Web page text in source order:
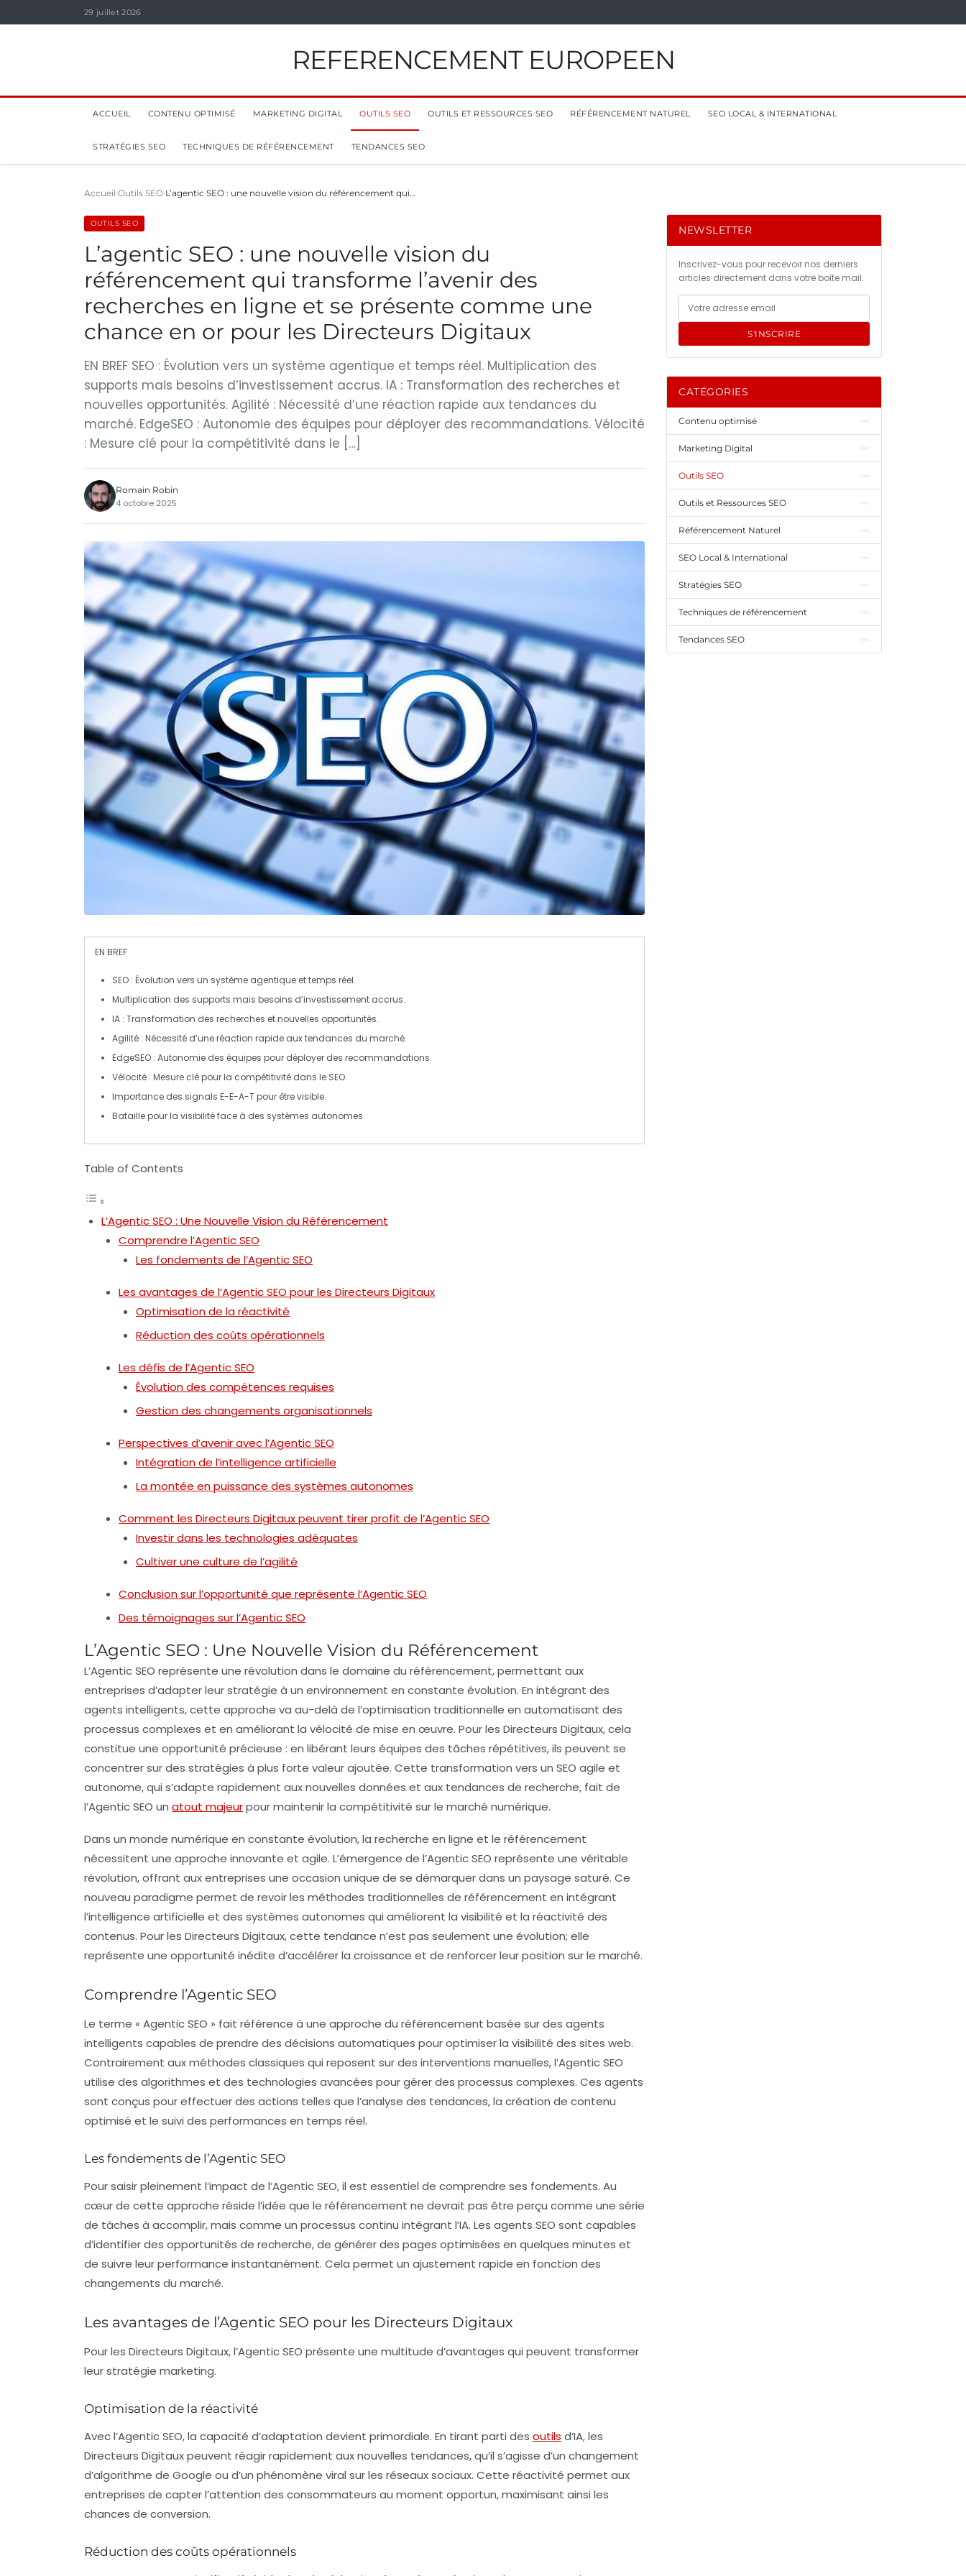
29 juillet 2026
REFERENCEMENT EUROPEEN
ACCUEIL CONTENU OPTIMISÉ MARKETING DIGITAL OUTILS SEO OUTILS ET RESSOURCES SEO RÉFÉRENCEMENT NATUREL SEO LOCAL & INTERNATIONAL
STRATÉGIES SEO TECHNIQUES DE RÉFÉRENCEMENT TENDANCES SEO
Accueil Outils SEO L’agentic SEO : une nouvelle vision du référencement qui…
OUTILS SEO
L’agentic SEO : une nouvelle vision du
référencement qui transforme l’avenir des
recherches en ligne et se présente comme une
chance en or pour les Directeurs Digitaux
EN BREF SEO : Évolution vers un système agentique et temps réel. Multiplication des
supports mais besoins d’investissement accrus. IA : Transformation des recherches et
nouvelles opportunités. Agilité : Nécessité d’une réaction rapide aux tendances du
marché. EdgeSEO : Autonomie des équipes pour déployer des recommandations. Vélocité
: Mesure clé pour la compétitivité dans le […]
Romain Robin
4 octobre 2025
EN BREF
SEO : Évolution vers un système agentique ettemps réel.
Multiplication des supports mais besoins d’investissement accrus.
IA : Transformation des recherches et nouvelles opportunités.
Agilité : Nécessité d’uneréaction rapide aux tendances du marché.
EdgeSEO : Autonomie des équipes pour déployer des recommandations.
Vélocité : Mesure clé pour la compétitivité dans le SEO.
Importance des signals E-E-A-Tpour être visible.
Bataille pour la visibilitéface à des systèmes autonomes.
Table of Contents
L’Agentic SEO : Une Nouvelle Vision du Référencement
Comprendre l’Agentic SEO
Les fondements de l’Agentic SEO
Les avantages de l’Agentic SEO pour les Directeurs Digitaux
Optimisation de la réactivité
Réduction des coûts opérationnels
Les défis de l’Agentic SEO
Évolution des compétences requises
Gestion des changements organisationnels
Perspectives d’avenir avec l’Agentic SEO
Intégration de l’intelligence artificielle
La montée en puissance des systèmes autonomes
Comment les Directeurs Digitaux peuvent tirer profit de l’Agentic SEO
Investir dans les technologies adéquates
Cultiver une culture de l’agilité
Conclusion sur l’opportunité que représente l’Agentic SEO
Des témoignages sur l’Agentic SEO
L’Agentic SEO : Une Nouvelle Vision du Référencement
L’Agentic SEO représente une révolution dans le domaine du référencement, permettant aux
entreprises d’adapter leur stratégie à un environnement en constante évolution. En intégrant des
agents intelligents, cette approche va au-delà de l’optimisation traditionnelle en automatisant des
processus complexes et en améliorant la vélocité de mise en œuvre. Pour les Directeurs Digitaux, cela
constitue une opportunité précieuse : en libérant leurs équipes des tâches répétitives, ils peuvent se
concentrer sur des stratégies à plus forte valeur ajoutée. Cette transformation vers un SEO agile et
autonome, qui s’adapte rapidement aux nouvelles données et aux tendances de recherche, fait de
l’Agentic SEO un atout majeurpour maintenir la compétitivité sur le marché numérique.
Dans un monde numérique en constante évolution, la recherche en ligne et le référencement
nécessitent une approche innovante et agile. L’émergence de l’Agentic SEO représente une véritable
révolution, offrant aux entreprises une occasion unique de se démarquer dans un paysage saturé. Ce
nouveau paradigme permet de revoir les méthodes traditionnelles de référencement en intégrant
l’intelligence artificielle et des systèmes autonomes qui améliorent la visibilité et la réactivité des
contenus. Pour les Directeurs Digitaux, cette tendance n’est pas seulement une évolution; elle
représente une opportunité inédite d’accélérer la croissance et de renforcer leur position sur le marché.
Comprendre l’Agentic SEO
Le terme « Agentic SEO » fait référence à une approche du référencement basée sur des agents
intelligents capables de prendre des décisions automatiques pour optimiser la visibilité des sites web.
Contrairement aux méthodes classiques qui reposent sur des interventions manuelles, l’Agentic SEO
utilise des algorithmes et des technologies avancées pour gérer des processus complexes. Ces agents
sont conçus pour effectuer des actions telles que l’analyse des tendances, la création de contenu
optimisé et le suivi des performances en temps réel.
Les fondements de l’Agentic SEO
Pour saisir pleinement l’impact de l’Agentic SEO, il est essentiel de comprendre ses fondements. Au
cœur de cette approche réside l’idée que le référencement ne devrait pas être perçu comme une série
de tâches à accomplir, mais comme un processus continu intégrant l’IA. Les agents SEO sont capables
d’identifier des opportunités de recherche, de générer des pages optimisées en quelques minutes et
de suivre leur performance instantanément. Cela permet un ajustement rapide en fonction des
changements du marché.
Les avantages de l’Agentic SEO pour les Directeurs Digitaux
Pour les Directeurs Digitaux, l’Agentic SEO présente une multitude d’avantages qui peuvent transformer
leur stratégie marketing.
Optimisation de la réactivité
Avec l’Agentic SEO, la capacité d’adaptation devient primordiale. En tirant parti des outils d’IA, les
Directeurs Digitaux peuvent réagir rapidement aux nouvelles tendances, qu’il s’agisse d’un changement
d’algorithme de Google ou d’un phénomène viral sur les réseaux sociaux. Cette réactivité permet aux
entreprises de capter l’attention des consommateurs au moment opportun, maximisant ainsi les
chances de conversion.
Réduction des coûts opérationnels
NEWSLETTER
Inscrivez-vous pour recevoir nos derniers
articles directement dans votre boîte mail.
S'INSCRIRE
CATÉGORIES
Contenu optimisé
Marketing Digital
Outils SEO
Outils et Ressources SEO
Référencement Naturel
SEO Local & International
Stratégies SEO
Techniques de référencement
Tendances SEO